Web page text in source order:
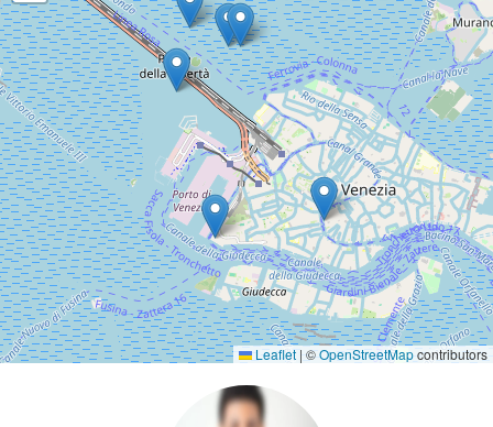
Leaflet | ©OpenStreetMapcontributors